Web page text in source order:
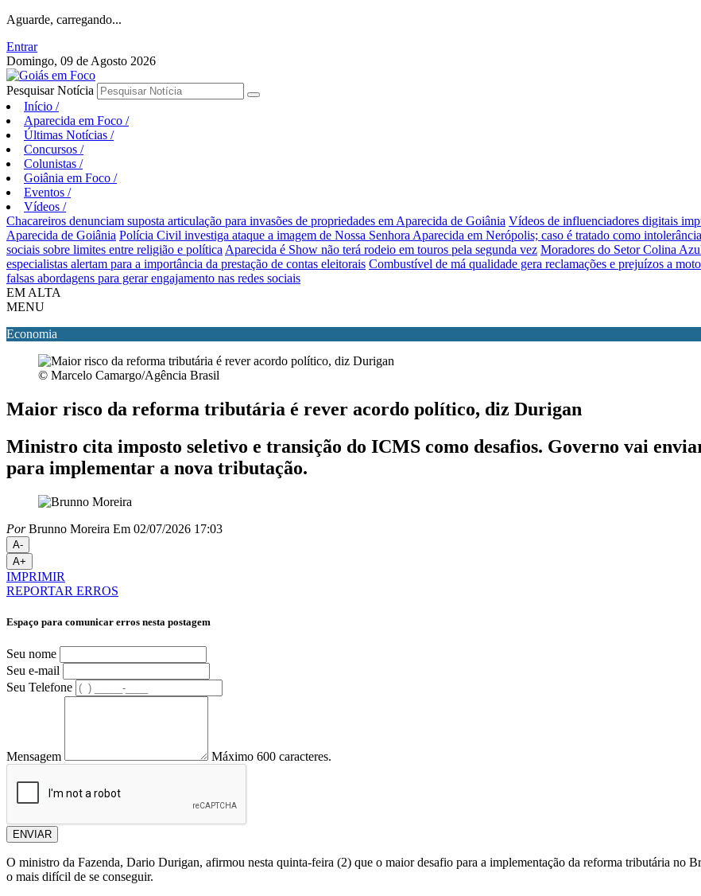
Aguarde, carregando...
Entrar
Domingo, 09 de Agosto 2026
Pesquisar Notícia
Início /
Aparecida em Foco /
Últimas Notícias /
Concursos /
Colunistas /
Goiânia em Foco /
Eventos /
Vídeos /
Chacareiros denunciam suposta articulação para invasões de propriedades em Aparecida de Goiânia Vídeos de influenciadores digitais
Aparecida de Goiânia Polícia Civil investiga ataque a imagem de Nossa Senhora Aparecida em Nerópolis; caso é tratado como
sociais sobre limites entre religião e política Aparecida é Show não terá rodeio em touros pela segunda vez Moradores do Setor Colina
especialistas alertam para a importância da prestação de contas eleitorais Combustível de má qualidade gera reclamações e prejuízos a
falsas abordagens para gerar engajamento nas redes sociais
EM ALTA
MENU
Economia
© Marcelo Camargo/Agência Brasil
Maior risco da reforma tributária é rever acordo político, diz Durigan
Ministro cita imposto seletivo e transição do ICMS como desafios. Governo vai
para implementar a nova tributação.
PorBrunno Moreira Em 02/07/2026 17:03
A-
A+
IMPRIMIR
REPORTAR ERROS
Espaço para comunicar erros nesta postagem
Seu nome
Seu e-mail
Seu Telefone
Mensagem Máximo 600 caracteres.
ENVIAR
O ministro da Fazenda, Dario Durigan, afirmou nesta quinta-feira (2) que o maior desafio para a implementação da reforma tributária no
o mais difícil de se conseguir.